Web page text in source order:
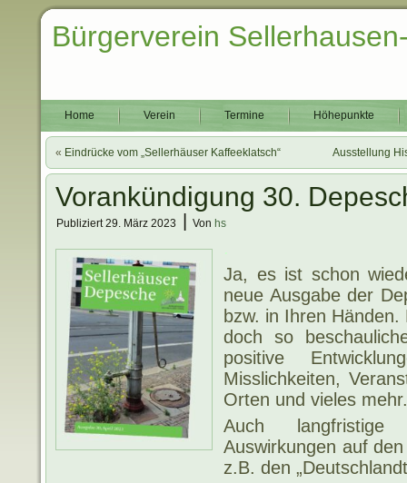
Bürgerverein
Home Verein Termine Höhepunkte
« Eindrücke vom „Sellerhäuser Kaffeeklatsch“ Ausstellung
Vorankündigung 30.
Publiziert 29. März 2023 Von hs
.
Ja, es ist schon
neue Ausgabe der
bzw. in Ihren
doch so
positive
Misslichkeiten,
Orten und vieles mehr.
Auch
Auswirkungen auf
z.B. den